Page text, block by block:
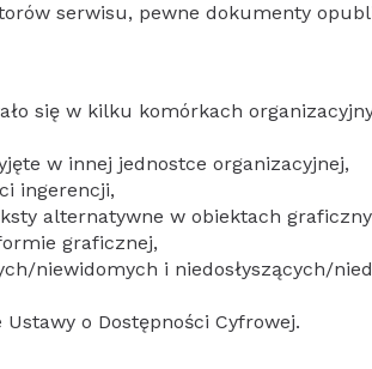
serwisu, pewne dokumenty
się w kilku komórkach
w innej jednostce organizacyjnej,
ingerencji,
alternatywne w obiektach
graficznej,
niewidomych i niedosłyszących/
o Dostępności Cyfrowej.